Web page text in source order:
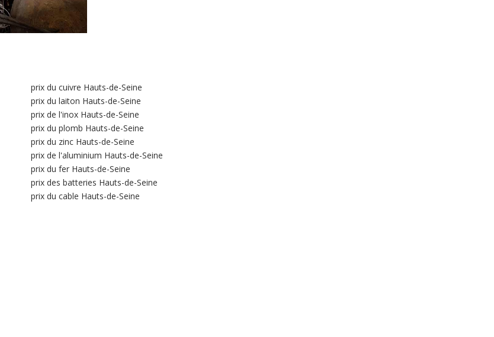
prix du cuivre Hauts-de-Seine
prix du laiton Hauts-de-Seine
prix de l'inox Hauts-de-Seine
prix du plomb Hauts-de-Seine
prix du zinc Hauts-de-Seine
prix de l'aluminium Hauts-de-Seine
prix du fer Hauts-de-Seine
prix des batteries Hauts-de-Seine
prix du cable Hauts-de-Seine